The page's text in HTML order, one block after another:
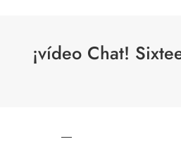
¡vídeo Chat!